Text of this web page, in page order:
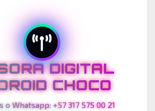
DIGITAL
CHOCO
o Whatsapp: +57 317 575 00 21